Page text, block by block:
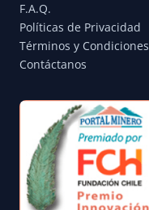
F.A.Q.
Políticas de Privacidad
Términos y Condiciones
Contáctanos